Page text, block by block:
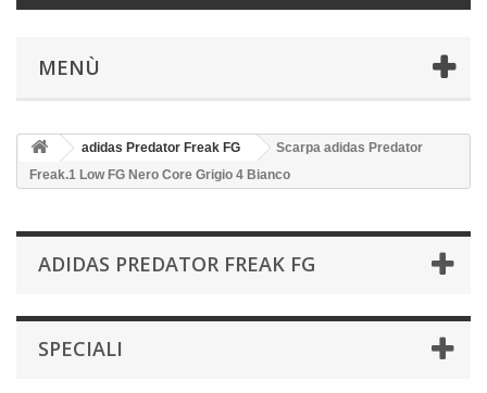
MENÙ
adidas Predator Freak FG
Scarpa adidas Predator
Freak.1 Low FG Nero Core Grigio 4 Bianco
ADIDAS PREDATOR FREAK FG
SPECIALI